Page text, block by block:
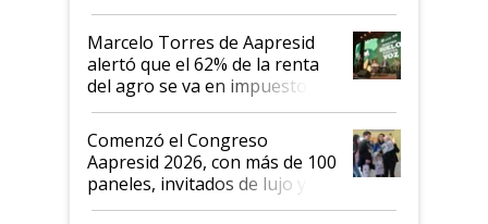
agro argentino para invertir:
"Los veo más motivados"
Marcelo Torres de Aapresid
alertó que el 62% de la renta
del agro se va en impuestos:
"No es bueno que en
Argentina se sigan discutiendo
las mismas cosas de hace 50
años"
Comenzó el Congreso
Aapresid 2026, con más de 100
paneles, invitados de lujo y
todas las tendencias